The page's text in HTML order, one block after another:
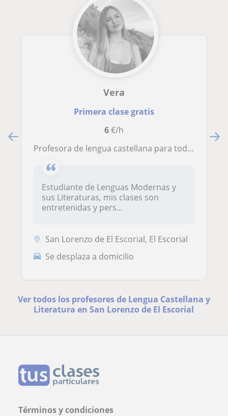
Vera
Primera clase gratis
6€/h
Profesora de lengua castellana para todos los niveles hasta segundo de Bachillerato
Estudiante de Lenguas Modernas y
sus Literaturas, mis clases son
entretenidas y pers...
San Lorenzo de El Escorial, El Escorial
Se desplaza a domicilio
Ver todos los profesores de Lengua Castellana y
Literatura en San Lorenzo de El Escorial
Términos y condiciones